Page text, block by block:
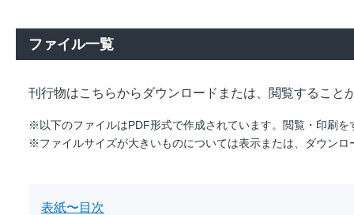
ファイル一覧
刊行物はこちらからダウンロードまたは、閲覧すること
※以下のファイルはPDF形式で作成されています。閲覧・印刷
※ファイルサイズが大きいものについては表示または、ダウン
表紙〜目次